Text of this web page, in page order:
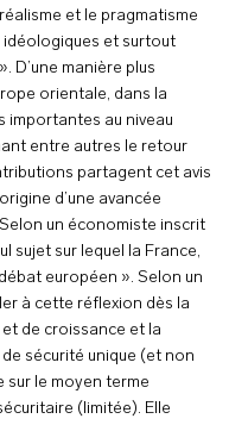
et le pragmatisme
et surtout
D’une manière plus
orientale, dans la
importantes au niveau
entre autres le retour
partagent cet avis
d’une avancée
un économiste inscrit
sujet sur lequel la France,
européen ». Selon un
à cette réflexion dès la
de croissance et la
sécurité unique (et non
sur le moyen terme
(limitée). Elle